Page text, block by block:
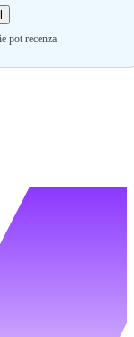
pot recenza